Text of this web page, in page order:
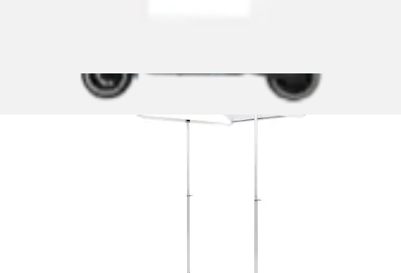
Aktueller Preis106,90 €